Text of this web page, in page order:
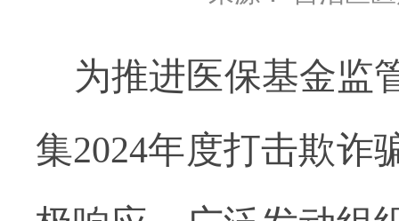
为推进医保基金监
集2024年度打击欺诈